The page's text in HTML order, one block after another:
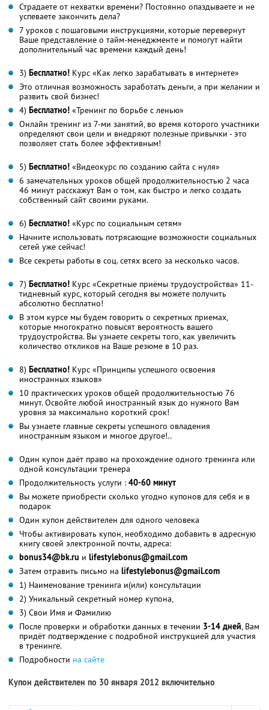
Страдаете от нехватки времени? Постоянно опаздываете и не
успеваете закончить дела?
7 уроков с пошаговыми инструкциями, которые перевернут
Ваше представление о тайм-менеджменте и помогут найти
дополнительный час времени каждый день!
3) Бесплатно! Курс «Как легко зарабатывать в интернете»
Это отличная возможность заработать деньги, а при желании и
развить свой бизнес!
4) Бесплатно! «Тренинг по борьбе с ленью»
Онлайн тренинг из 7-ми занятий, во время которого участники
определяют свои цели и внедряют полезные привычки - это
позволяет стать более эффективным!
5) Бесплатно! «Видеокурс по созданию сайта с нуля»
6 замечательных уроков общей продолжительностью 2 часа
46 минут расскажут Вам о том, как быстро и легко создать
собственный сайт своими руками.
6) Бесплатно! «Курс по социальным сетям»
Начните использовать потрясающие возможности социальных
сетей уже сейчас!
Все секреты работы в соц. сетях всего за несколько часов.
7) Бесплатно! Курс «Секретные приёмы трудоустройства» 11-
тидневный курс, который сегодня вы можете получить
абсолютно бесплатно!
В этом курсе мы будем говорить о секретных приемах,
которые многократно повысят вероятность вашего
трудоустройства. Вы узнаете секреты того, как увеличить
количество откликов на Ваше резюме в 10 раз.
8) Бесплатно! Курс «Принципы успешного освоения
иностранных языков»
10 практических уроков общей продолжительностью 76
минут. Освойте любой иностранный язык до нужного Вам
уровня за максимально короткий срок!
Вы узнаете главные секреты успешного овладения
иностранным языком и многое другое!..
Один купон даёт право на прохождение одного тренинга или
одной консультации тренера
Продолжительность услуги : 40-60 минут
Вы можете приобрести сколько угодно купонов для себя и в
подарок
Один купон действителен для одного человека
Чтобы активировать купон, необходимо добавить в адресную
книгу своей электронной почты, адреса:
bonus34@bk.ru и lifestylebonus@gmail.com
Затем отравить письмо на lifestylebonus@gmail.com
1) Наименование тренинга и(или) консультации
2) Уникальный секретный номер купона,
3) Свои Имя и Фамилию
После проверки и обработки данных в течении 3-14 дней, Вам
придёт подтверждение с подробной инструкцией для участия
в тренинге.
Подробности на сайте
Купон действителен по 30 января 2012 включительно